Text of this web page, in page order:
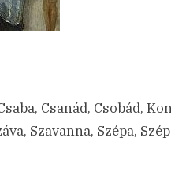
Csanád, Csobád,
Szavanna, Szépa,